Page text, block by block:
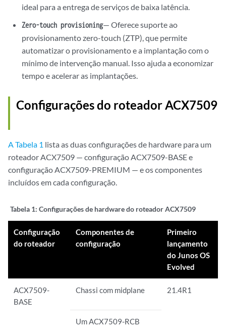
ideal para a entrega de serviços de baixa latência.
Zero-touch provisioning— Oferece suporte ao
provisionamento zero-touch (ZTP), que permite
automatizar o provisionamento e a implantação com o
mínimo de intervenção manual. Isso ajuda a economizar
tempo e acelerar as implantações.
Configurações do roteador ACX7509
A Tabela 1 lista as duas configurações de hardware para um
roteador ACX7509 — configuração ACX7509-BASE e
configuração ACX7509-PREMIUM — e os componentes
incluídos em cada configuração.
Tabela 1: Configurações de hardware do roteador ACX7509
Configuração
do roteador
Componentes de
configuração
Primeiro
lançamento
do Junos OS
Evolved
ACX7509-
BASE
Chassi com midplane 21.4R1
Um ACX7509-RCB